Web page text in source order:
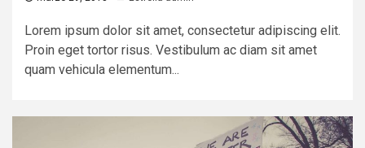
Lorem ipsum dolor sit amet, consectetur adipiscing elit.
Proin eget tortor risus. Vestibulum ac diam sit amet
quam vehicula elementum...